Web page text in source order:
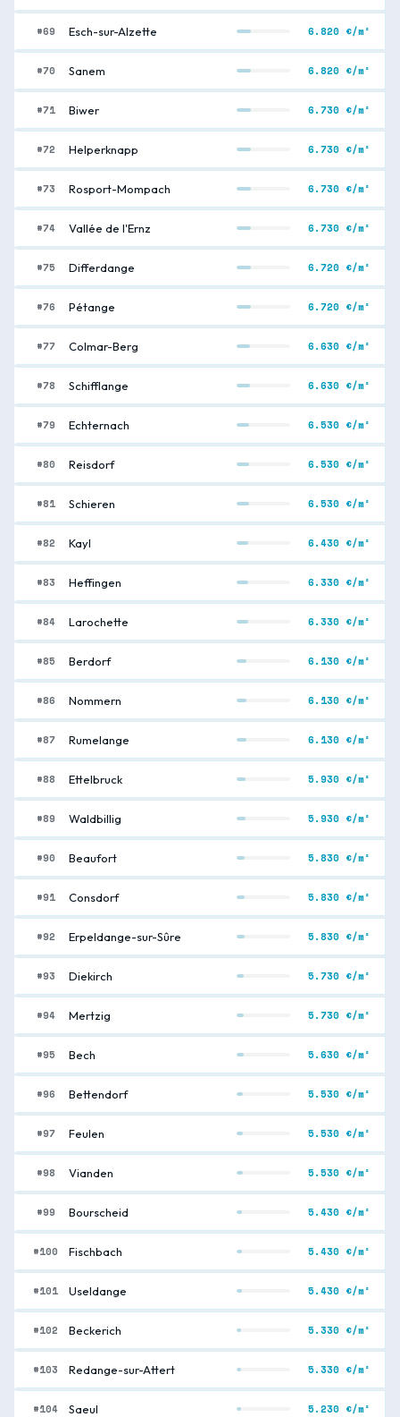
#69 Esch-sur-Alzette 6.820 €/m²
#70 Sanem 6.820 €/m²
#71 Biwer 6.730 €/m²
#72 Helperknapp 6.730 €/m²
#73 Rosport-Mompach 6.730 €/m²
#74 Vallée de l'Ernz 6.730 €/m²
#75 Differdange 6.720 €/m²
#76 Pétange 6.720 €/m²
#77 Colmar-Berg 6.630 €/m²
#78 Schifflange 6.630 €/m²
#79 Echternach 6.530 €/m²
#80 Reisdorf 6.530 €/m²
#81 Schieren 6.530 €/m²
#82 Kayl 6.430 €/m²
#83 Heffingen 6.330 €/m²
#84 Larochette 6.330 €/m²
#85 Berdorf 6.130 €/m²
#86 Nommern 6.130 €/m²
#87 Rumelange 6.130 €/m²
#88 Ettelbruck 5.930 €/m²
#89 Waldbillig 5.930 €/m²
#90 Beaufort 5.830 €/m²
#91 Consdorf 5.830 €/m²
#92 Erpeldange-sur-Sûre 5.830 €/m²
#93 Diekirch 5.730 €/m²
#94 Mertzig 5.730 €/m²
#95 Bech 5.630 €/m²
#96 Bettendorf 5.530 €/m²
#97 Feulen 5.530 €/m²
#98 Vianden 5.530 €/m²
#99 Bourscheid 5.430 €/m²
#100 Fischbach 5.430 €/m²
#101 Useldange 5.430 €/m²
#102 Beckerich 5.330 €/m²
#103 Redange-sur-Attert 5.330 €/m²
#104 Saeul 5.230 €/m²